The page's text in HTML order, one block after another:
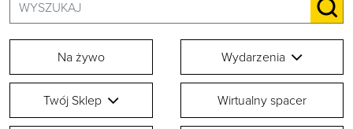
Na żywo Wydarzenia
Twój Sklep Wirtualny spacer